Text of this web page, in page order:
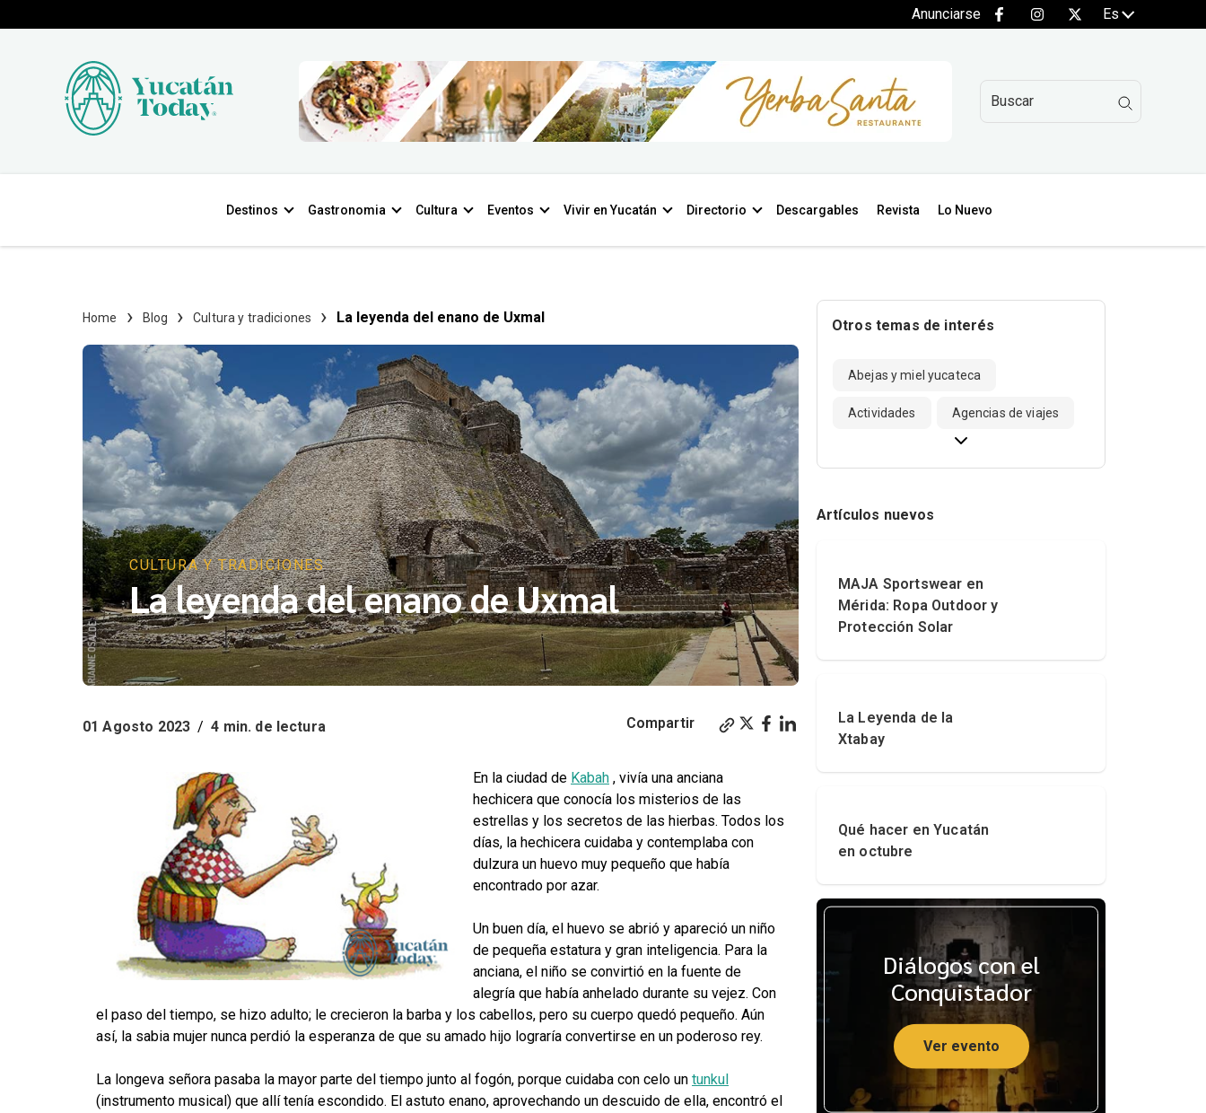
Anunciarse Es
Destinos Gastronomia Cultura Eventos Vivir en Yucatán Directorio Descargables Revista Lo Nuevo
Home Blog Cultura y tradiciones La leyenda del enano de Uxmal
CULTURA Y TRADICIONES
La leyenda del enano de Uxmal
01 Agosto 2023 / 4 min. de lectura Compartir
En la ciudad de Kabah , vivía una anciana
hechicera que conocía los misterios de las
estrellas y los secretos de las hierbas. Todos los
días, la hechicera cuidaba y contemplaba con
dulzura un huevo muy pequeño que había
encontrado por azar.
Un buen día, el huevo se abrió y apareció un niño
de pequeña estatura y gran inteligencia. Para la
anciana, el niño se convirtió en la fuente de
alegría que había anhelado durante su vejez. Con
el paso del tiempo, se hizo adulto; le crecieron la barba y los cabellos, pero su cuerpo quedó pequeño. Aún
así, la sabia mujer nunca perdió la esperanza de que su amado hijo lograría convertirse en un poderoso rey.
La longeva señora pasaba la mayor parte del tiempo junto al fogón, porque cuidaba con celo un tunkul
(instrumento musical) que allí tenía escondido. El astuto enano, aprovechando un descuido de ella, encontró el
Otros temas de interés
Abejas y miel yucateca
Actividades Agencias de viajes
Artículos nuevos
MAJA Sportswear en
Mérida: Ropa Outdoor y
Protección Solar
La Leyenda de la
Xtabay
Qué hacer en Yucatán
en octubre
Diálogos con el
Conquistador
Ver evento